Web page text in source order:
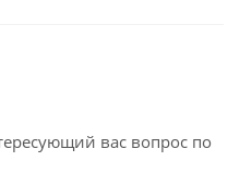
вас вопрос по